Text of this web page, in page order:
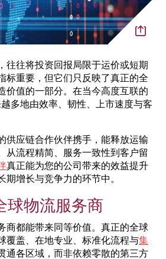
往往将投资回报局限于运价或短期
标重要，但它们只反映了真正的全
价值的一部分。在当今高度互联的
多地由效率、韧性、上市速度与客
供应链合作伙伴携手，能释放运输
从流程精简、服务一致性到客户留
真正能为您的公司带来的效益提升
增长与竞争力的环节中。
球物流服务商
商都能带来同等价值。真正的全球
覆盖、在地专业、标准化流程与集
通各区域，而非依赖零散的第三方